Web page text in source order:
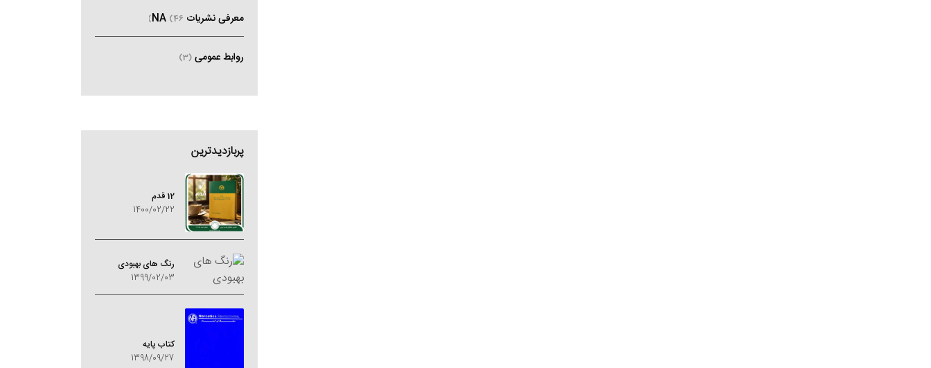
معرفی نشریات NA (46)
روابط عمومی (3)
پربازدیدترین
12 قدم
1400/02/22
رنگ های بهبودی
1399/02/03
کتاب پایه
1398/09/27